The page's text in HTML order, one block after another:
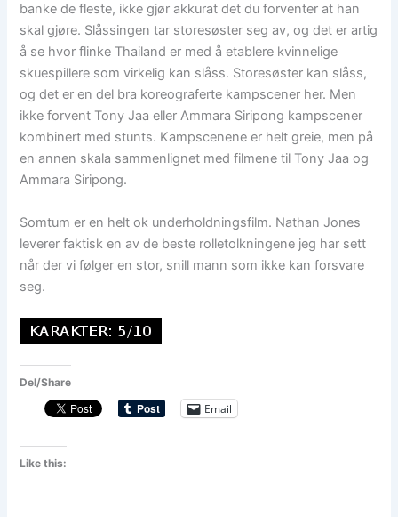
banke de fleste, ikke gjør akkurat det du forventer at han
skal gjøre. Slåssingen tar storesøster seg av, og det er artig
å se hvor flinke Thailand er med å etablere kvinnelige
skuespillere som virkelig kan slåss. Storesøster kan slåss,
og det er en del bra koreograferte kampscener her. Men
ikke forvent Tony Jaa eller Ammara Siripong kampscener
kombinert med stunts. Kampscenene er helt greie, men på
en annen skala sammenlignet med filmene til Tony Jaa og
Ammara Siripong.
Somtum er en helt ok underholdningsfilm. Nathan Jones
leverer faktisk en av de beste rolletolkningene jeg har sett
når der vi følger en stor, snill mann som ikke kan forsvare
seg.
Del/Share
Email
Like this: